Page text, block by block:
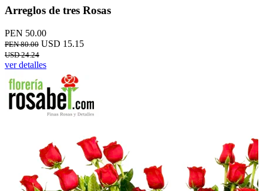
Arreglos de tres Rosas
PEN 50.00
PEN 80.00 USD 15.15
USD 24.24
ver detalles